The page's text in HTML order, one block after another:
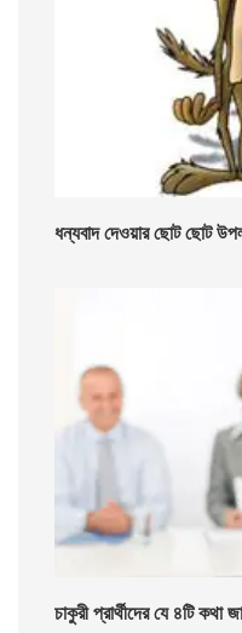
ধন্যবাদ দেওয়ার ছোট ছোট
চাকুরী প্রার্থীদের যে ৪টি কথা